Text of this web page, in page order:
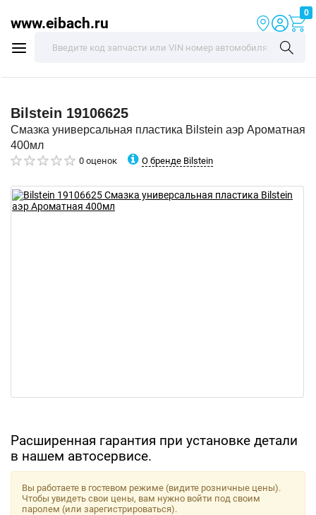
www.eibach.ru
0
Bilstein 19106625
Смазка универсальная пластика Bilstein аэр Ароматная
400мл
0 оценок О бренде Bilstein
Расширенная гарантия при установке детали
в нашем автосервисе.
Вы работаете в гостевом режиме (видите розничные цены).
Чтобы увидеть свои цены, вам нужно войти под своим
паролем (или зарегистрироваться).